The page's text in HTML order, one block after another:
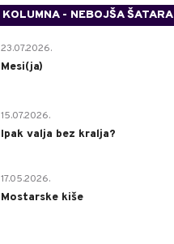
KOLUMNA - NEBOJŠA ŠATARA
23.07.2026.
Mesi(ja)
15.07.2026.
Ipak valja bez kralja?
17.05.2026.
Mostarske kiše